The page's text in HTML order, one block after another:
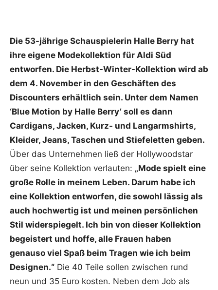
Die 53-jährige Schauspielerin Halle Berry hat
ihre eigene Modekollektion für Aldi Süd
entworfen. Die Herbst-Winter-Kollektion wird ab
dem 4. November in den Geschäften des
Discounters erhältlich sein. Unter dem Namen
‘Blue Motion by Halle Berry’ soll es dann
Cardigans, Jacken, Kurz- und Langarmshirts,
Kleider, Jeans, Taschen und Stiefeletten geben.
Über das Unternehmen ließ der Hollywoodstar
über seine Kollektion verlauten: „Mode spielt eine
große Rolle in meinem Leben. Darum habe ich
eine Kollektion entworfen, die sowohl lässig als
auch hochwertig ist und meinen persönlichen
Stil widerspiegelt. Ich bin von dieser Kollektion
begeistert und hoffe, alle Frauen haben
genauso viel Spaß beim Tragen wie ich beim
Designen.“ Die 40 Teile sollen zwischen rund
neun und 35 Euro kosten. Neben dem Job als